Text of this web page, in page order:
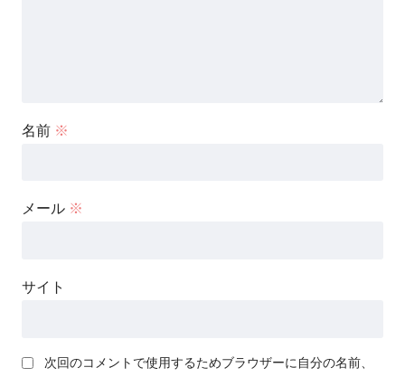
名前 ※
メール ※
サイト
次回のコメントで使用するためブラウザーに自分の名前、